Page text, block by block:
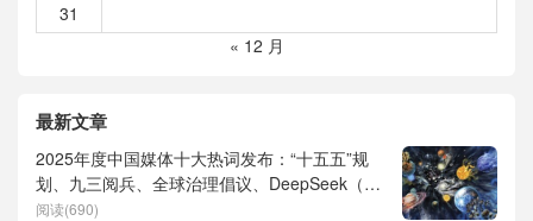
31
« 12 月
最新文章
2025年度中国媒体十大热词发布：“十五五”规
划、九三阅兵、全球治理倡议、DeepSeek（深
度求索）、人形机器人、苏超、票根经济、育
阅读(690)